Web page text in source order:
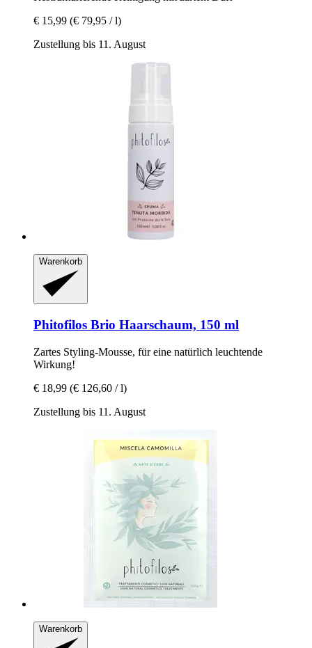
€ 15,99 (€ 79,95 / l)
Zustellung bis 11. August
Warenkorb
Phitofilos Brio Haarschaum, 150 ml
Zartes Styling-​Mousse, für eine natürlich leuchtende
Wirkung!
€ 18,99 (€ 126,60 / l)
Zustellung bis 11. August
Warenkorb